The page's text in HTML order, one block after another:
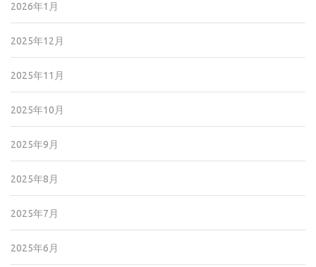
2026年1月
2025年12月
2025年11月
2025年10月
2025年9月
2025年8月
2025年7月
2025年6月